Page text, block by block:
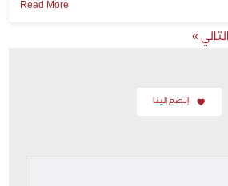
Read More
التالي »
إنضم إلينا